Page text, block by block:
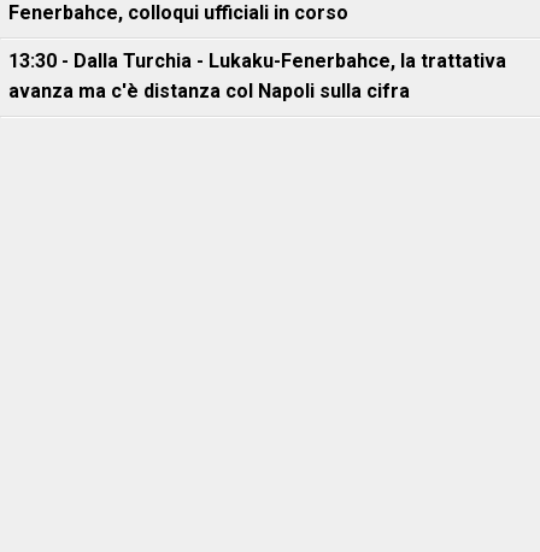
Fenerbahce, colloqui ufficiali in corso
13:30 - Dalla Turchia - Lukaku-Fenerbahce, la trattativa
avanza ma c'è distanza col Napoli sulla cifra